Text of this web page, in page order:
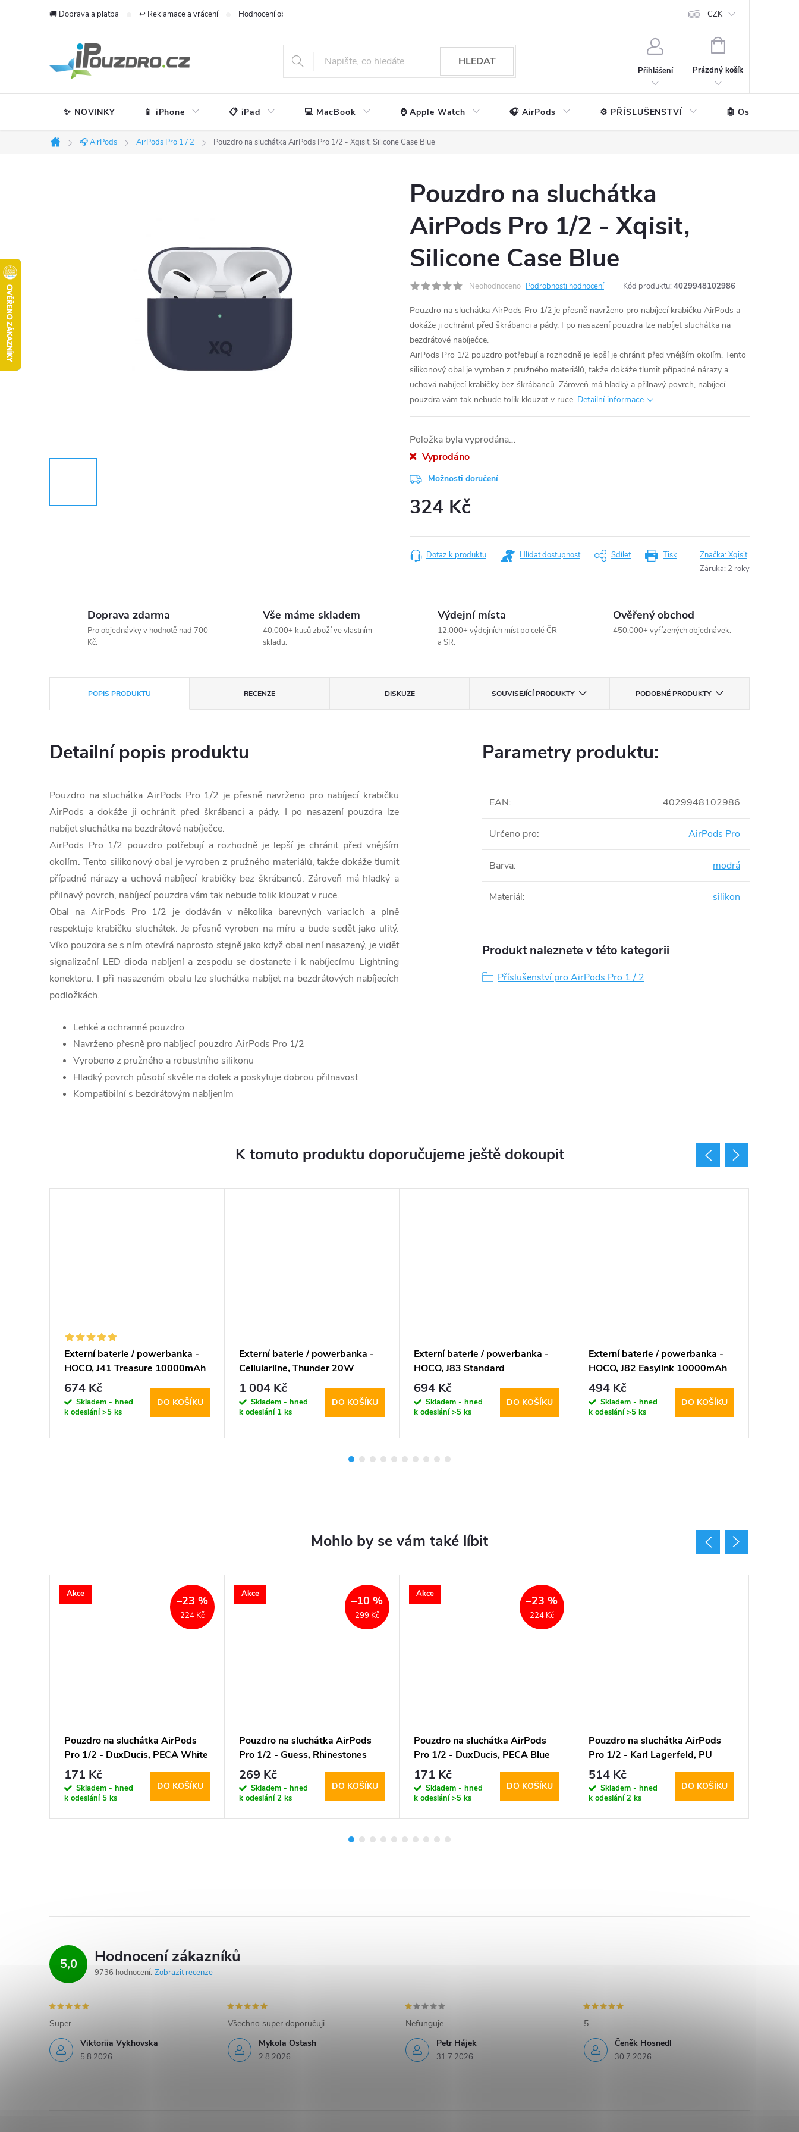
🚚 Doprava a platba ↩️ Reklamace a vrácení Hodnocení obchodu CZK
HLEDAT
Přihlášení
NÁKUPNÍ
Prázdný košík
✨ NOVINKY 📱 iPhone 📋 iPad 💻 MacBook ⌚ Apple Watch 🎧 AirPods ⚙️ PŘÍSLUŠENSTVÍ 🤖 Ostatní
Domů
🎧 AirPods AirPods Pro 1 / 2 Pouzdro na sluchátka AirPods Pro 1/2 - Xqisit, Silicone Case Blue
Pouzdro na sluchátka
AirPods Pro 1/2 - Xqisit,
Silicone Case Blue
Neohodnoceno Podrobnosti hodnocení Kód produktu: 4029948102986
Pouzdro na sluchátka AirPods Pro 1/2 je přesně navrženo pro nabíjecí krabičku AirPods a
dokáže ji ochránit před škrábanci a pády. I po nasazení pouzdra lze nabíjet sluchátka na
bezdrátové nabíječce.
AirPods Pro 1/2 pouzdro potřebují a rozhodně je lepší je chránit před vnějším okolím. Tento
silikonový obal je vyroben z pružného materiálů, takže dokáže tlumit případné nárazy a
uchová nabíjecí krabičky bez škrábanců. Zároveň má hladký a přilnavý povrch, nabíjecí
pouzdra vám tak nebude tolik klouzat v ruce. Detailní informace
Položka byla vyprodána…
Vyprodáno
Možnosti doručení
324 Kč
cena:
Tisk
Dotaz k produktu Hlídat dostupnost Sdílet Značka:Xqisit
Záruka: 2 roky
Doprava zdarma
Pro objednávky v hodnotě nad 700
Kč.
Vše máme skladem
40.000+ kusů zboží ve vlastním
skladu.
Výdejní místa
12.000+ výdejních míst po celé ČR
a SR.
Ověřený obchod
450.000+ vyřízených objednávek.
POPIS PRODUKTU RECENZE DISKUZE SOUVISEJÍCÍ PRODUKTY PODOBNÉ PRODUKTY
Detailní popis produktu
Pouzdro na sluchátka AirPods Pro 1/2 je přesně navrženo pro nabíjecí krabičku
AirPods a dokáže ji ochránit před škrábanci a pády. I po nasazení pouzdra lze
nabíjet sluchátka na bezdrátové nabíječce.
AirPods Pro 1/2 pouzdro potřebují a rozhodně je lepší je chránit před vnějším
okolím. Tento silikonový obal je vyroben z pružného materiálů, takže dokáže tlumit
případné nárazy a uchová nabíjecí krabičky bez škrábanců. Zároveň má hladký a
přilnavý povrch, nabíjecí pouzdra vám tak nebude tolik klouzat v ruce.
Obal na AirPods Pro 1/2 je dodáván v několika barevných variacích a plně
respektuje krabičku sluchátek. Je přesně vyroben na míru a bude sedět jako ulitý.
Víko pouzdra se s ním otevírá naprosto stejně jako když obal není nasazený, je vidět
signalizační LED dioda nabíjení a zespodu se dostanete i k nabíjecímu Lightning
konektoru. I při nasazeném obalu lze sluchátka nabíjet na bezdrátových nabíjecích
podložkách.
Lehké a ochranné pouzdro
Navrženo přesně pro nabíjecí pouzdro AirPods Pro 1/2
Vyrobeno z pružného a robustního silikonu
Hladký povrch působí skvěle na dotek a poskytuje dobrou přilnavost
Kompatibilní s bezdrátovým nabíjením
Parametry produktu:
EAN: 4029948102986
Určeno pro: AirPods Pro
Barva: modrá
Materiál: silikon
Produkt naleznete v této kategorii
Příslušenství pro AirPods Pro 1 / 2
K tomuto produktu doporučujeme ještě dokoupit
Externí baterie / powerbanka -
HOCO, J41 Treasure 10000mAh
Black
674 Kč
Skladem - hned
k odeslání>5 ks
DO KOŠÍKU
Externí baterie / powerbanka -
Cellularline, Thunder 20W
10000mAh Blue
1 004 Kč
Skladem - hned
k odeslání 1 ks
DO KOŠÍKU
Externí baterie / powerbanka -
HOCO, J83 Standard
PD20W+QC3.0 10000mAh
Gray
694 Kč
Skladem - hned
k odeslání>5 ks
DO KOŠÍKU
Externí baterie / powerbanka -
HOCO, J82 Easylink 10000mAh
Black
494 Kč
Skladem - hned
k odeslání>5 ks
DO KOŠÍKU
Akce
224 Kč
–23 %
Pouzdro na sluchátka AirPods
Pro 1/2 - DuxDucis, PECA White
171 Kč
Skladem - hned
k odeslání 5 ks
DO KOŠÍKU
Akce
299 Kč
–10 %
Pouzdro na sluchátka AirPods
Pro 1/2 - Guess, Rhinestones
Triangle Metal Logo Gold
269 Kč
Skladem - hned
k odeslání2 ks
DO KOŠÍKU
Akce
224 Kč
–23 %
Pouzdro na sluchátka AirPods
Pro 1/2 - DuxDucis, PECA Blue
171 Kč
Skladem - hned
k odeslání>5 ks
DO KOŠÍKU
Pouzdro na sluchátka AirPods
Pro 1/2 - Karl Lagerfeld, PU
Embossed Karl Head Black
514 Kč
Skladem - hned
k odeslání2 ks
DO KOŠÍKU
5,0 Hodnocení zákazníků
9736 hodnocení Zobrazit recenze
Viktoriia Vykhovska
5.8.2026
Super
Mykola Ostash
2.8.2026
Všechno super doporučuji
Petr Hájek
31.7.2026
Nefunguje
Čeněk Hosnedl
30.7.2026
5